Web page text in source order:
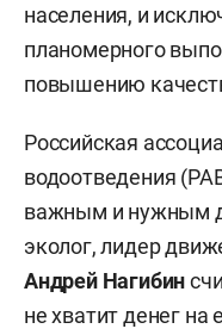
населения, и
планомерного
повышению
Российская
водоотведения
важным и нужным
эколог, лидер
Андрей Нагибин
не хватит денег на